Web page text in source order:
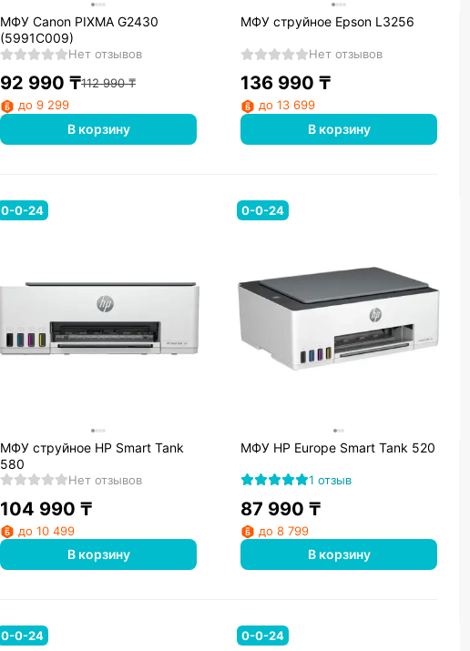
МФУ Canon PIXMA G2430
(5991C009)
Нет отзывов
92 990 ₸112 990₸
до 9 299
В корзину
МФУ cтруйное Epson L3256
Нет отзывов
136 990 ₸
до 13 699
В корзину
0-0-24
МФУ струйное HP Smart Tank
580
Нет отзывов
104 990 ₸
до 10 499
В корзину
0-0-24
МФУ HP Europe Smart Tank 520
1 отзыв
87 990 ₸
до 8 799
В корзину
0-0-24 0-0-24